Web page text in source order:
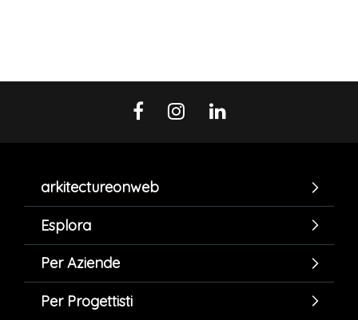
arkitectureonweb
Esplora
Per Aziende
Per Progettisti